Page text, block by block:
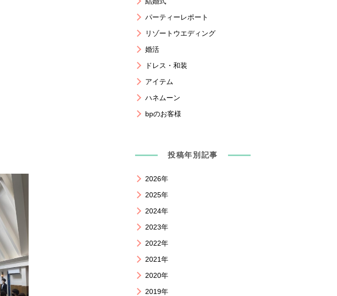
パーティーレポート
リゾートウエディング
婚活
ドレス・和装
アイテム
ハネムーン
bpのお客様
投稿年別記事
2026年
2025年
2024年
2023年
2022年
2021年
2020年
2019年